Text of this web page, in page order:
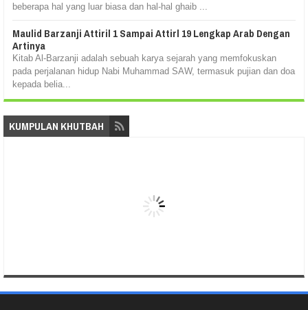
beberapa hal yang luar biasa dan hal-hal ghaib ...
Maulid Barzanji Attiril 1 Sampai Attirl 19 Lengkap Arab Dengan
Artinya
Kitab Al-Barzanji adalah sebuah karya sejarah yang memfokuskan
pada perjalanan hidup Nabi Muhammad SAW, termasuk pujian dan doa
kepada belia...
KUMPULAN KHUTBAH